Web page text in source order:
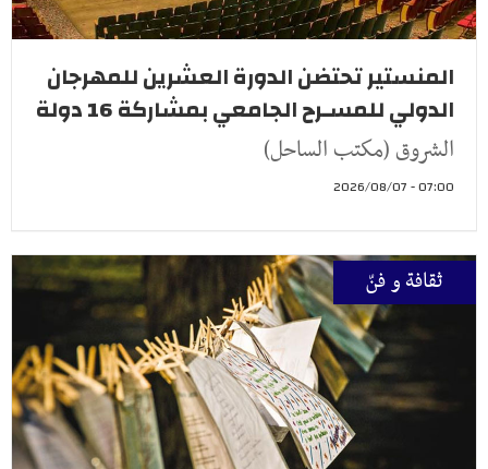
المنستير تحتضن الدورة العشرين للمهرجان
الدولي للمسـرح الجامعي بمشاركة 16 دولة
الشروق (مكتب الساحل)
07:00 - 2026/08/07
ثقافة و فنّ